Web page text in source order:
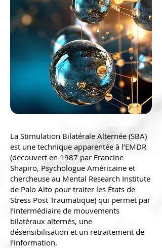
La Stimulation Bilatérale Alternée (SBA)
est une technique apparentée à l’EMDR
(découvert en 1987 par Francine
Shapiro, Psychologue Américaine et
chercheuse au Mental Research Institute
de Palo Alto pour traiter les États de
Stress Post Traumatique) qui permet par
l’intermédiaire de mouvements
bilatéraux alternés, une
désensibilisation et un retraitement de
l’information.